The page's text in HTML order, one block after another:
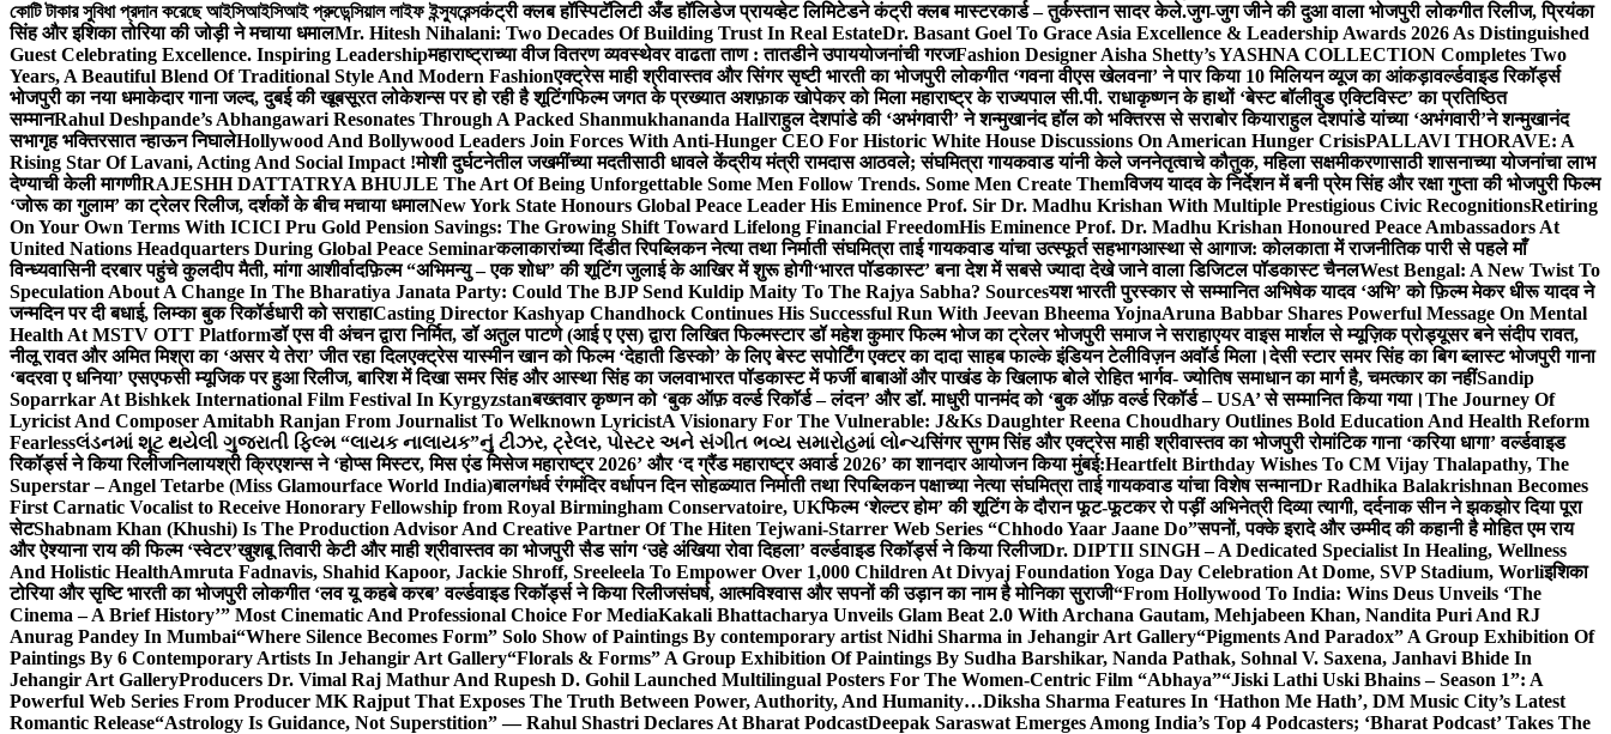
কোটি টাকার সুবিধা প্রদান করেছে আইসিআইসিআই প্রুডেন্সিয়াল লাইফ ইন্স্যুরেন্সकंट्री क्लब हॉस्पिटॅलिटी अँड हॉलिडेज प्रायव्हेट लिमिटेडने कंट्री क्लब मास्टरकार्ड – तुर्कस्तान सादर केले.जुग-जुग जीने की दुआ वाला भोजपुरी लोकगीत रिलीज, प्रियंका
सिंह और इशिका तोरिया की जोड़ी ने मचाया धमालMr. Hitesh Nihalani: Two Decades Of Building Trust In Real EstateDr. Basant Goel To Grace Asia Excellence & Leadership Awards 2026 As Distinguished
Guest Celebrating Excellence. Inspiring Leadershipमहाराष्ट्राच्या वीज वितरण व्यवस्थेवर वाढता ताण : तातडीने उपाययोजनांची गरजFashion Designer Aisha Shetty’s YASHNA COLLECTION Completes Two
Years, A Beautiful Blend Of Traditional Style And Modern Fashionएक्ट्रेस माही श्रीवास्तव और सिंगर सृष्टी भारती का भोजपुरी लोकगीत ‘गवना वीएस खेलवना’ ने पार किया 10 मिलियन व्यूज का आंकड़ावर्ल्डवाइड रिकॉर्ड्स
भोजपुरी का नया धमाकेदार गाना जल्द, दुबई की खूबसूरत लोकेशन्स पर हो रही है शूटिंगफिल्म जगत के प्रख्यात अशफ़ाक खोपेकर को मिला महाराष्ट्र के राज्यपाल सी.पी. राधाकृष्णन के हाथों ‘बेस्ट बॉलीवुड एक्टिविस्ट’ का प्रतिष्ठित
सम्मानRahul Deshpande’s Abhangawari Resonates Through A Packed Shanmukhananda Hallराहुल देशपांडे की ‘अभंगवारी’ ने शन्मुखानंद हॉल को भक्तिरस से सराबोर कियाराहुल देशपांडे यांच्या ‘अभंगवारी’ने शन्मुखानंद
सभागृह भक्तिरसात न्हाऊन निघालेHollywood And Bollywood Leaders Join Forces With Anti-Hunger CEO For Historic White House Discussions On American Hunger CrisisPALLAVI THORAVE: A
Rising Star Of Lavani, Acting And Social Impact !मोशी दुर्घटनेतील जखमींच्या मदतीसाठी धावले केंद्रीय मंत्री रामदास आठवले; संघमित्रा गायकवाड यांनी केले जननेतृत्वाचे कौतुक, महिला सक्षमीकरणासाठी शासनाच्या योजनांचा लाभ
देण्याची केली मागणीRAJESHH DATTATRYA BHUJLE The Art Of Being Unforgettable Some Men Follow Trends. Some Men Create Themविजय यादव के निर्देशन में बनी प्रेम सिंह और रक्षा गुप्ता की भोजपुरी फिल्म
‘जोरू का गुलाम’ का ट्रेलर रिलीज, दर्शकों के बीच मचाया धमालNew York State Honours Global Peace Leader His Eminence Prof. Sir Dr. Madhu Krishan With Multiple Prestigious Civic RecognitionsRetiring
On Your Own Terms With ICICI Pru Gold Pension Savings: The Growing Shift Toward Lifelong Financial FreedomHis Eminence Prof. Dr. Madhu Krishan Honoured Peace Ambassadors At
United Nations Headquarters During Global Peace Seminarकलाकारांच्या दिंडीत रिपब्लिकन नेत्या तथा निर्माती संघमित्रा ताई गायकवाड यांचा उत्स्फूर्त सहभागआस्था से आगाज: कोलकाता में राजनीतिक पारी से पहले माँ
विन्ध्यवासिनी दरबार पहुंचे कुलदीप मैती, मांगा आशीर्वादफ़िल्म “अभिमन्यु – एक शोध” की शूटिंग जुलाई के आखिर में शुरू होगी‘भारत पॉडकास्ट’ बना देश में सबसे ज्यादा देखे जाने वाला डिजिटल पॉडकास्ट चैनलWest Bengal: A New Twist To
Speculation About A Change In The Bharatiya Janata Party: Could The BJP Send Kuldip Maity To The Rajya Sabha? Sourcesयश भारती पुरस्कार से सम्मानित अभिषेक यादव ‘अभि’ को फ़िल्म मेकर धीरू यादव ने
जन्मदिन पर दी बधाई, लिम्का बुक रिकॉर्डधारी को सराहाCasting Director Kashyap Chandhock Continues His Successful Run With Jeevan Bheema YojnaAruna Babbar Shares Powerful Message On Mental
Health At MSTV OTT Platformडॉ एस वी अंचन द्वारा निर्मित, डॉ अतुल पाटणे (आई ए एस) द्वारा लिखित फिल्मस्टार डॉ महेश कुमार फिल्म भोज का ट्रेलर भोजपुरी समाज ने सराहाएयर वाइस मार्शल से म्यूज़िक प्रोड्यूसर बने संदीप रावत,
नीलू रावत और अमित मिश्रा का ‘असर ये तेरा’ जीत रहा दिलएक्ट्रेस यास्मीन खान को फिल्म ‘देहाती डिस्को’ के लिए बेस्ट सपोर्टिंग एक्टर का दादा साहब फाल्के इंडियन टेलीविज़न अवॉर्ड मिला।देसी स्टार समर सिंह का बिग ब्लास्ट भोजपुरी गाना
‘बदरवा ए धनिया’ एसएफसी म्यूजिक पर हुआ रिलीज, बारिश में दिखा समर सिंह और आस्था सिंह का जलवाभारत पॉडकास्ट में फर्जी बाबाओं और पाखंड के खिलाफ बोले रोहित भार्गव- ज्योतिष समाधान का मार्ग है, चमत्कार का नहींSandip
Soparrkar At Bishkek International Film Festival In Kyrgyzstanबख्तवार कृष्णन को ‘बुक ऑफ़ वर्ल्ड रिकॉर्ड – लंदन’ और डॉ. माधुरी पानमंद को ‘बुक ऑफ़ वर्ल्ड रिकॉर्ड – USA’ से सम्मानित किया गया।The Journey Of
Lyricist And Composer Amitabh Ranjan From Journalist To Welknown LyricistA Visionary For The Vulnerable: J&Ks Daughter Reena Choudhary Outlines Bold Education And Health Reform
Fearlessલંડનમાં શૂટ થયેલી ગુજરાતી ફિલ્મ “લાયક નાલાયક”નું ટીઝર, ટ્રેલર, પોસ્ટર અને સંગીત ભવ્ય સમારોહમાં લોન્ચसिंगर सुगम सिंह और एक्ट्रेस माही श्रीवास्तव का भोजपुरी रोमांटिक गाना ‘करिया धागा’ वर्ल्डवाइड
रिकॉर्ड्स ने किया रिलीजनिलायश्री क्रिएशन्स ने ‘होप्स मिस्टर, मिस एंड मिसेज महाराष्ट्र 2026’ और ‘द ग्रैंड महाराष्ट्र अवार्ड 2026’ का शानदार आयोजन किया मुंबई:Heartfelt Birthday Wishes To CM Vijay Thalapathy, The
Superstar – Angel Tetarbe (Miss Glamourface World India)बालगंधर्व रंगमंदिर वर्धापन दिन सोहळ्यात निर्माती तथा रिपब्लिकन पक्षाच्या नेत्या संघमित्रा ताई गायकवाड यांचा विशेष सन्मानDr Radhika Balakrishnan Becomes
First Carnatic Vocalist to Receive Honorary Fellowship from Royal Birmingham Conservatoire, UKफिल्म ‘शेल्टर होम’ की शूटिंग के दौरान फूट-फूटकर रो पड़ीं अभिनेत्री दिव्या त्यागी, दर्दनाक सीन ने झकझोर दिया पूरा
सेटShabnam Khan (Khushi) Is The Production Advisor And Creative Partner Of The Hiten Tejwani-Starrer Web Series “Chhodo Yaar Jaane Do”सपनों, पक्के इरादे और उम्मीद की कहानी है मोहित एम राय
और ऐश्याना राय की फिल्म ‘स्वेटर’खुशबू तिवारी केटी और माही श्रीवास्तव का भोजपुरी सैड सांग ‘उहे अंखिया रोवा दिहला’ वर्ल्डवाइड रिकॉर्ड्स ने किया रिलीजDr. DIPTII SINGH – A Dedicated Specialist In Healing, Wellness
And Holistic HealthAmruta Fadnavis, Shahid Kapoor, Jackie Shroff, Sreeleela To Empower Over 1,000 Children At Divyaj Foundation Yoga Day Celebration At Dome, SVP Stadium, Worliइशिका
टोरिया और सृष्टि भारती का भोजपुरी लोकगीत ‘लव यू कहबे करब’ वर्ल्डवाइड रिकॉर्ड्स ने किया रिलीजसंघर्ष, आत्मविश्वास और सपनों की उड़ान का नाम है मोनिका सुराजी“From Hollywood To India: Wins Deus Unveils ‘The
Cinema – A Brief History’” Most Cinematic And Professional Choice For MediaKakali Bhattacharya Unveils Glam Beat 2.0 With Archana Gautam, Mehjabeen Khan, Nandita Puri And RJ
Anurag Pandey In Mumbai“Where Silence Becomes Form” Solo Show of Paintings By contemporary artist Nidhi Sharma in Jehangir Art Gallery“Pigments And Paradox” A Group Exhibition Of
Paintings By 6 Contemporary Artists In Jehangir Art Gallery“Florals & Forms” A Group Exhibition Of Paintings By Sudha Barshikar, Nanda Pathak, Sohnal V. Saxena, Janhavi Bhide In
Jehangir Art GalleryProducers Dr. Vimal Raj Mathur And Rupesh D. Gohil Launched Multilingual Posters For The Women-Centric Film “Abhaya”“Jiski Lathi Uski Bhains – Season 1”: A
Powerful Web Series From Producer MK Rajput That Exposes The Truth Between Power, Authority, And Humanity…Diksha Sharma Features In ‘Hathon Me Hath’, DM Music City’s Latest
Romantic Release“Astrology Is Guidance, Not Superstition” — Rahul Shastri Declares At Bharat PodcastDeepak Saraswat Emerges Among India’s Top 4 Podcasters; ‘Bharat Podcast’ Takes The